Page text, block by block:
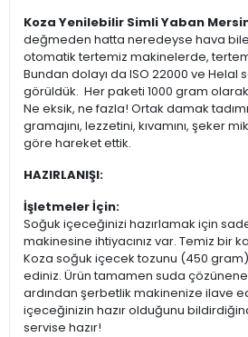
Koza Yenilebilir Simli Yaban
değmeden hatta neredeyse hava
otomatik tertemiz makinelerde,
Bundan dolayı da ISO 22000 ve Helal
görüldük. Her paketi 1000 gram
Ne eksik, ne fazla! Ortak damak
gramajını, lezzetini, kıvamını, şeker
göre hareket ettik.
HAZIRLANIŞI:
İşletmeler İçin:
Soğuk içeceğinizi hazırlamak için
makinesine ihtiyacınız var. Temiz bir
Koza soğuk içecek tozunu (450 gram)
ediniz. Ürün tamamen suda çözünene
ardından şerbetlik makinenize ilave
içeceğinizin hazır olduğunu
servise hazır!